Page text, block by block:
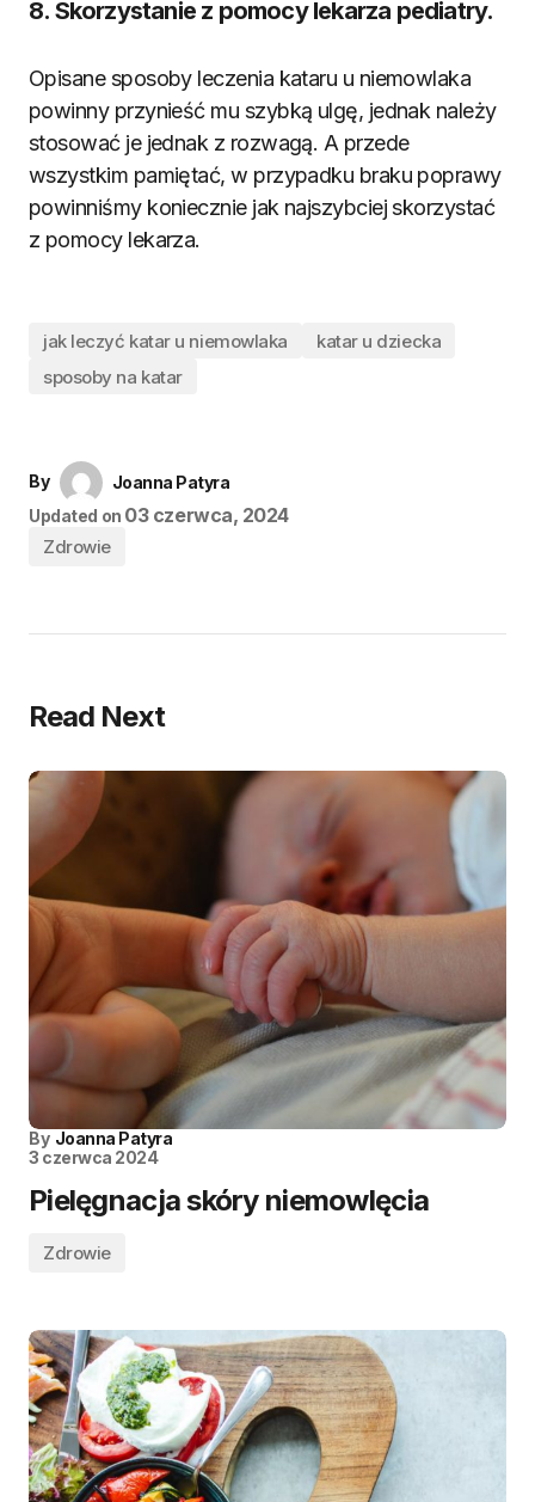
8. Skorzystanie z pomocy lekarza pediatry.
Opisane sposoby leczenia kataru u niemowlaka
powinny przynieść mu szybką ulgę, jednak należy
stosować je jednak z rozwagą. A przede
wszystkim pamiętać, w przypadku braku poprawy
powinniśmy koniecznie jak najszybciej skorzystać
z pomocy lekarza.
jak leczyć katar u niemowlaka
katar u dziecka
sposoby na katar
By
Joanna Patyra
Updated on 03 czerwca, 2024
Zdrowie
Read Next
By Joanna Patyra
3 czerwca 2024
Pielęgnacja skóry niemowlęcia
Zdrowie